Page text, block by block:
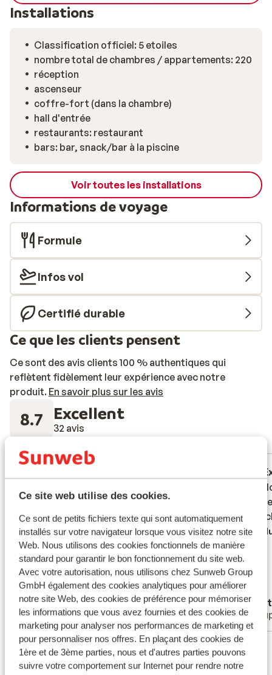
Ce site web utilise des cookies.
Ce sont de petits fichiers texte qui sont automatiquement
installés sur votre navigateur lorsque vous visitez notre site
Web. Nous utilisons des cookies fonctionnels de manière
standard pour garantir le bon fonctionnement du site web.
Avec votre autorisation, nous utilisons chez Sunweb Group
GmbH également des cookies analytiques pour améliorer
notre site Web, des cookies de préférence pour mémoriser
les informations que vous avez fournies et des cookies de
marketing pour analyser nos performances de marketing et
pour personnaliser nos offres. En plaçant des cookies de
1ère et de 3ème parties, nous et d'autres parties pouvons
suivre votre comportement sur Internet pour rendre notre
Installations
Classification officiel: 5 etoiles
nombre total de chambres / appartements: 220
réception
ascenseur
coffre-fort (dans la chambre)
hall d'entrée
restaurants: restaurant
bars: bar, snack/bar à la piscine
Voir toutes les installations
Informations de voyage
Formule
Infos vol
Certifié durable
Ce que les clients pensent
Ce sont des avis clients 100 % authentiques qui
reflètent fidèlement leur expérience avec notre
produit. En savoir plus sur les avis
8.7 Excellent
32 avis
konden de zee niet zien vanuit onze kamer..
Er stonden bomen voor en je moest over
het balkon hangen om iets te kunnen zien.
We zaten aan de straatkant. Gevraagd of
het mogelijk was om een andere kamer te
krijgen, maar dat kon niet. Was vol.
konden de zee niet zien vanuit onze kamer..
Er stonden bomen voor en je moest over
het balkon hangen om iets te kunnen zien.
We zaten aan de straatkant. Gevraagd of
het mogelijk was om een andere kamer te
krijgen, maa...plus
Traduire en français (FR)
Anonyme
Couples
Voir tous les 32 avis
Emplacement